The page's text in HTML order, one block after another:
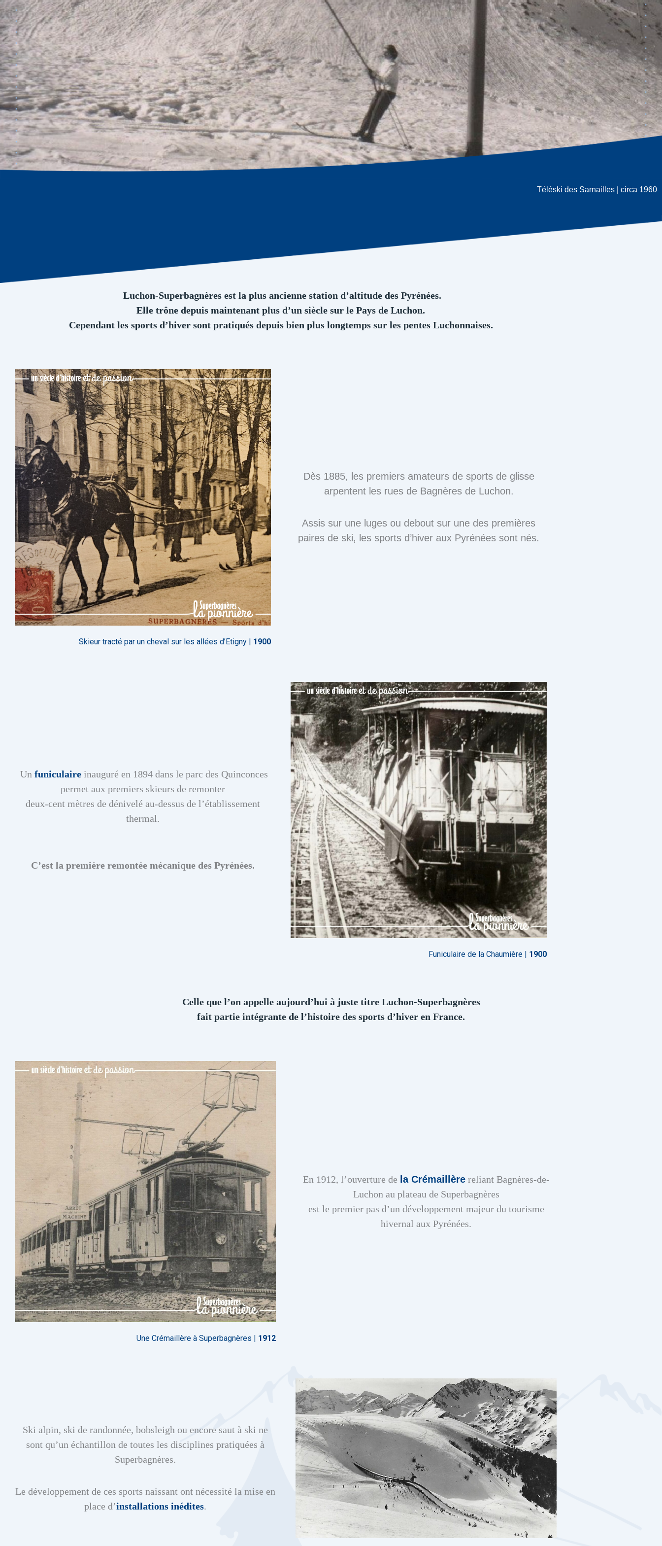
Téléski des Sarnailles | circa 1960
Luchon-Superbagnères est la plus ancienne station d’altitude des Pyrénées.
Elle trône depuis maintenant plus d’un siècle sur le Pays de Luchon.
Cependant les sports d’hiver sont pratiqués depuis bien plus longtemps sur les pentes Luchonnaises.
Skieur tracté par un cheval sur les allées d’Etigny | 1900
Dès 1885, les premiers amateurs de sports de glisse
arpentent les rues de Bagnères de Luchon.
Assis sur une luges ou debout sur une des premières
paires de ski, les sports d’hiver aux Pyrénées sont nés.
Un funiculaire inauguré en 1894 dans le parc des Quinconces
permet aux premiers skieurs de remonter
deux-cent mètres de dénivelé au-dessus de l’établissement
thermal.
C’est la première remontée mécanique des Pyrénées.
Funiculaire de la Chaumière | 1900
Celle que l’on appelle aujourd’hui à juste titre Luchon-Superbagnères
fait partie intégrante de l’histoire des sports d’hiver en France.
Une Crémaillère à Superbagnères | 1912
En 1912, l’ouverture de la Crémaillère reliant Bagnères-de-
Luchon au plateau de Superbagnères
est le premier pas d’un développement majeur du tourisme
hivernal aux Pyrénées.
Ski alpin, ski de randonnée, bobsleigh ou encore saut à ski ne
sont qu’un échantillon de toutes les disciplines pratiquées à
Superbagnères.
Le développement de ces sports naissant ont nécessité la mise en
place d’installations inédites.